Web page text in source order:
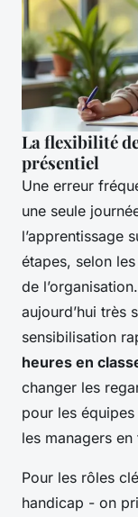
La flexibilité
présentiel
Une erreur
une seule
l’apprentissage
étapes, selon
de
aujourd’hui très
sensibilisation
heures en
changer les
pour les
les managers
Pour les rôles
handicap - on